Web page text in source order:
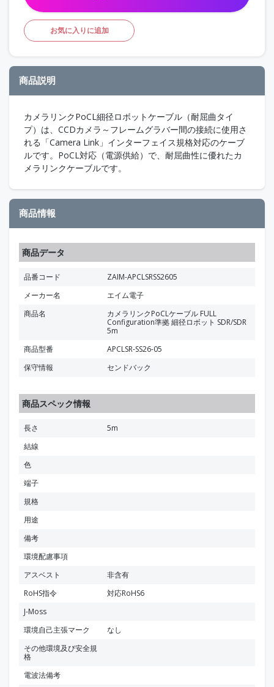
お気に入りに追加
商品説明
カメラリンクPoCL細径ロボットケーブル（耐屈曲タイ
プ）は、CCDカメラ～フレームグラバー間の接続に使用さ
れる「Camera Link」インターフェイス規格対応のケーブ
ルです。PoCL対応（電源供給）で、耐屈曲性に優れたカ
メラリンクケーブルです。
商品情報
商品データ
品番コード
ZAIM-APCLSRSS2605
メーカー名
エイム電子
商品名
カメラリンクPoCLケーブル FULL
Configuration準拠 細径ロボット SDR/SDR
5m
商品型番
APCLSR-SS26-05
保守情報
センドバック
商品スペック情報
長さ
5m
結線
色
端子
規格
用途
備考
環境配慮事項
アスベスト
非含有
RoHS指令
対応RoHS6
J-Moss
環境自己主張マーク
なし
その他環境及び安全規
格
電波法備考